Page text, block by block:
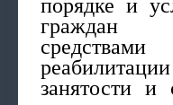
порядке и
граждан
занятости и